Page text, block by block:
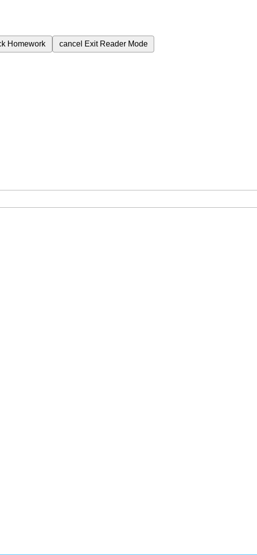
Homework cancel Exit Reader Mode